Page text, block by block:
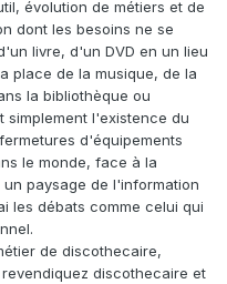
évolution de métiers et de
dont les besoins ne se
livre, d'un DVD en un lieu
place de la musique, de la
la bibliothèque ou
l'existence du
d'équipements
le monde, face à la
paysage de l'information
les débats comme celui qui
de discothecaire,
discothecaire et